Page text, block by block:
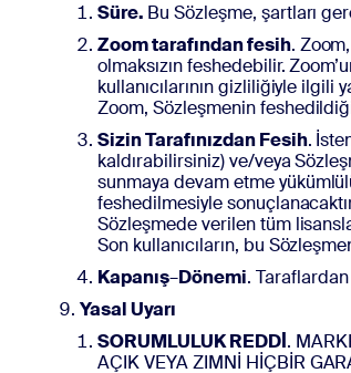
Süre. Bu Sözleşme, şartları
Zoom tarafından fesih.
olmaksızın feshedebilir.
kullanıcılarının gizliliğiyle
Zoom, Sözleşmenin
Sizin Tarafınızdan Fesih.
kaldırabilirsiniz) ve/veya
sunmaya devam etme
feshedilmesiyle
Sözleşmede verilen tüm
Son kullanıcıların, bu
Kapanış–Dönemi.
Yasal Uyarı
SORUMLULUK REDDİ .
AÇIK VEYA ZIMNİ HİÇBİR